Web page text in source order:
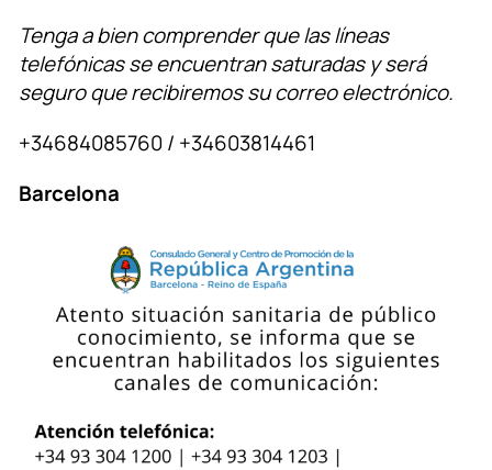
Tenga a bien comprender que las líneas
telefónicas se encuentran saturadas y será
seguro que recibiremos su correo electrónico.
+34684085760 / +34603814461
Barcelona